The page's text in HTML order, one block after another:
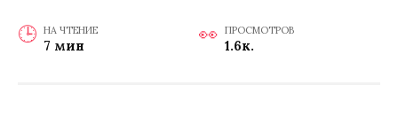
НА ЧТЕНИЕ
7 мин
ПРОСМОТРОВ
1.6к.